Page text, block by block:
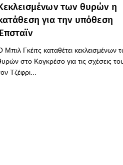
των θυρών η
για την υπόθεση
Μπιλ Γκέιτς καταθέτει κεκλεισμένων
στο Κογκρέσο για τις σχέσεις
Τζέφρι...